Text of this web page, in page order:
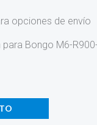
opciones de envío
para Bongo M6-